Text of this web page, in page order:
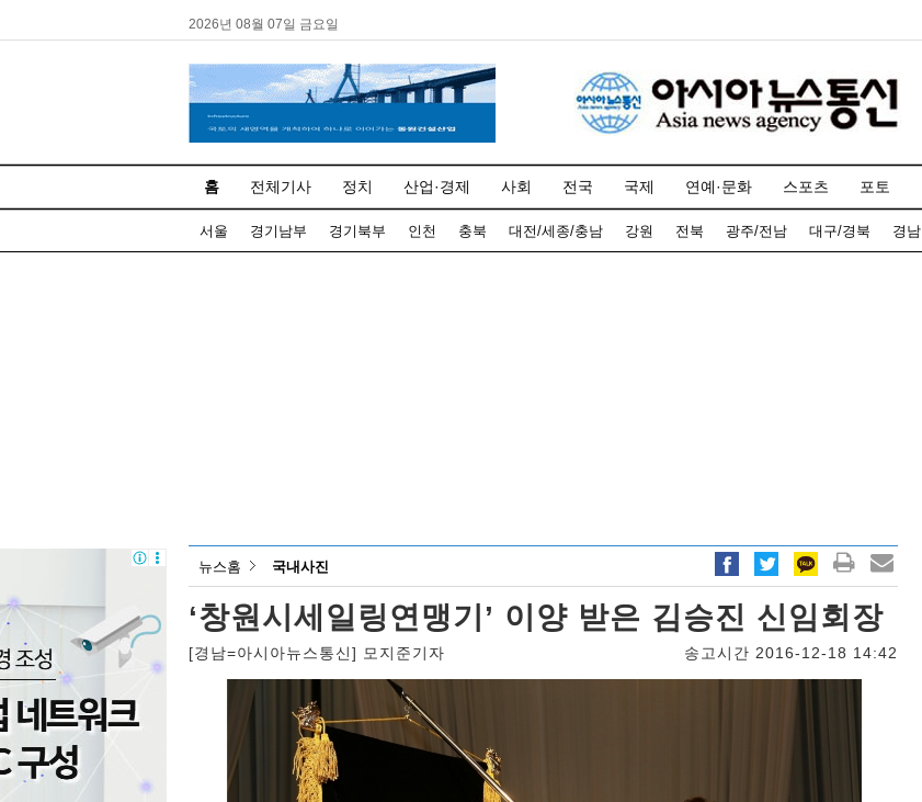
2026년 08월 07일 금요일
홈 전체기사 정치 산업·경제 사회 전국 국제 연예·문화 스포츠 포토
서울 경기남부 경기북부 인천 충북 대전/세종/충남 강원 전북 광주/전남 대구/경북 경남
뉴스홈 국내사진
‘창원시세일링연맹기’ 이양 받은 김승진 신임회장
[경남=아시아뉴스통신] 모지준기자 송고시간 2016-12-18 14:42